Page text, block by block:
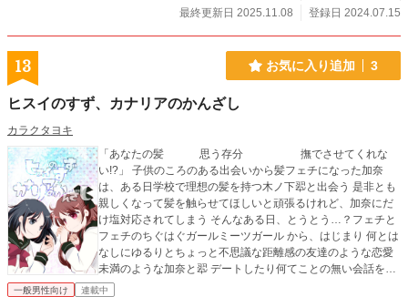
最終更新日 2025.11.08
登録日 2024.07.15
13 お気に入り追加 3
ヒスイのすず、カナリアのかんざし
カラクタヨキ
「あなたの髪 思う存分 撫でさせてくれな
い!?」 子供のころのある出会いから髪フェチになった加奈
は、ある日学校で理想の髪を持つ木ノ下翆と出会う 是非とも
親しくなって髪を触らせてほしいと頑張るけれど、加奈にだ
け塩対応されてしまう そんなある日、とうとう…？フェチと
フェチのちぐはぐガールミーツガール から、はじまり 何とは
なしにゆるりとちょっと不思議な距離感の友達のような恋愛
未満のような加奈と翆 デートしたり何てことの無い会話をし
たりおやつを食べたりして、じわじわ距離を縮めたりしてゆ
一般男性向け 連載中